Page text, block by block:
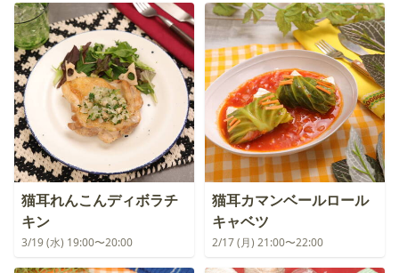
猫耳れんこんディボラチ
キン
3/19 (水) 19:00〜20:00
猫耳カマンベールロール
キャベツ
2/17 (月) 21:00〜22:00